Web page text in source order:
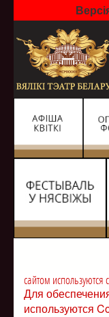
сайтом используются
Для
используются